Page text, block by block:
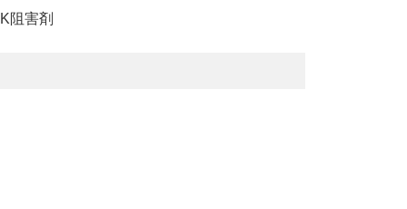
阻害剤